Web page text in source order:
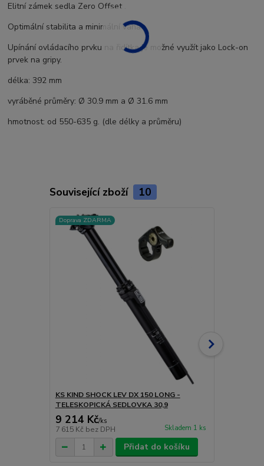
Elitní zámek sedla Zero Offset .
Optimální stabilita a minimální váha
Upínání ovládacího prvku na řidítka je možné využít jako Lock-on
prvek na gripy.
délka: 392 mm
vyráběné průměry: Ø 30.9 mm a Ø 31.6 mm
hmotnost: od 550-635 g. (dle délky a průměru)
Související zboží 10
Doprava ZDARMA
KS KIND SHOCK LEV DX 150 LONG -
TELESKOPICKÁ SEDLOVKA 30,9
9 214 Kč/ks
7 615 Kč bez DPH Skladem 1 ks
Přidat do košíku